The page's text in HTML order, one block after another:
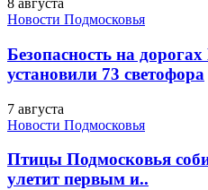
8 августа
Новости Подмосковья
Безопасность на
установили 73 светофора
7 августа
Новости Подмосковья
Птицы Подмосковья
улетит первым и..